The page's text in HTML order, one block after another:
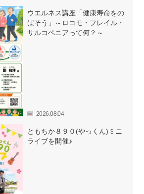
ウエルネス講座「健康寿命をの
ばそう」～ロコモ・フレイル・
サルコペニアって何？～
2026.08.04
ともちか８９０(やっくん)ミニ
ライブを開催♪